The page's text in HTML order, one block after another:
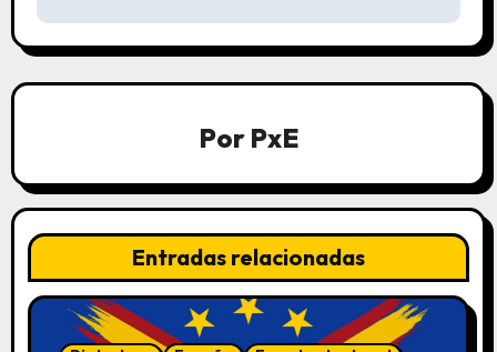
e
g
i
ó
n
Por PxE
Entradas relacionadas